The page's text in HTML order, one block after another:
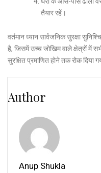
तैयार रहें।
वर्तमान ध्यान सार्वजनिक सुरक्षा
है, जिसमें उच्च जोखिम वाले क्षेत्रों में
सुरक्षित प्रमाणित होने तक रोक दिया
Author
Anup Shukla